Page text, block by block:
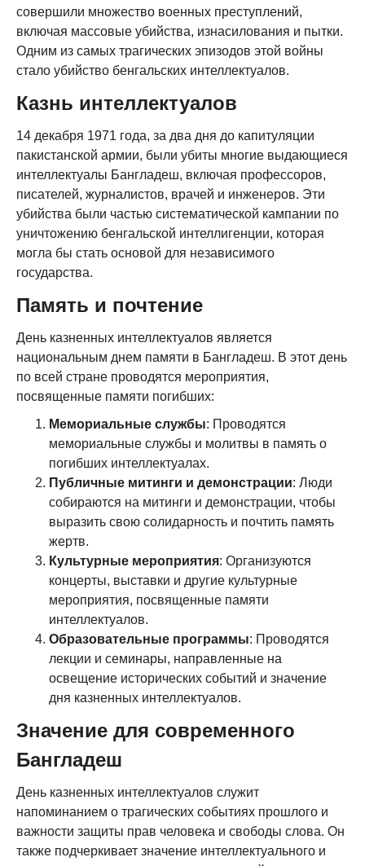
совершили множество военных преступлений,
включая массовые убийства, изнасилования и пытки.
Одним из самых трагических эпизодов этой войны
стало убийство бенгальских интеллектуалов.
Казнь интеллектуалов
14 декабря 1971 года, за два дня до капитуляции
пакистанской армии, были убиты многие выдающиеся
интеллектуалы Бангладеш, включая профессоров,
писателей, журналистов, врачей и инженеров. Эти
убийства были частью систематической кампании по
уничтожению бенгальской интеллигенции, которая
могла бы стать основой для независимого
государства.
Память и почтение
День казненных интеллектуалов является
национальным днем памяти в Бангладеш. В этот день
по всей стране проводятся мероприятия,
посвященные памяти погибших:
Мемориальные службы: Проводятся
мемориальные службы и молитвы в память о
погибших интеллектуалах.
Публичные митинги и демонстрации: Люди
собираются на митинги и демонстрации, чтобы
выразить свою солидарность и почтить память
жертв.
Культурные мероприятия: Организуются
концерты, выставки и другие культурные
мероприятия, посвященные памяти
интеллектуалов.
Образовательные программы: Проводятся
лекции и семинары, направленные на
освещение исторических событий и значение
дня казненных интеллектуалов.
Значение для современного
Бангладеш
День казненных интеллектуалов служит
напоминанием о трагических событиях прошлого и
важности защиты прав человека и свободы слова. Он
также подчеркивает значение интеллектуального и